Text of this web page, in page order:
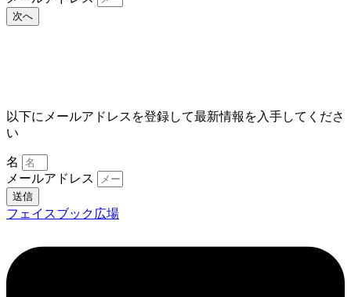
次へ
以下にメールアドレスを登録して最新情報を入手してくださ
い
名
メールアドレス
送信
フェイスブック広場